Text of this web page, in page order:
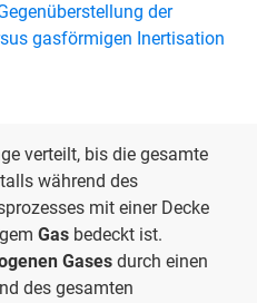
der
gasförmigen Inertisation
verteilt, bis die gesamte
während des
mit einer Decke
Gas bedeckt ist.
Gases durch einen
des gesamten